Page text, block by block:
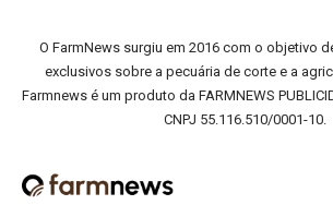
O FarmNews surgiu em 2016 com o objetivo
exclusivos sobre a pecuária de corte e a
Farmnews é um produto da FARMNEWS
CNPJ 55.116.510/0001-10.